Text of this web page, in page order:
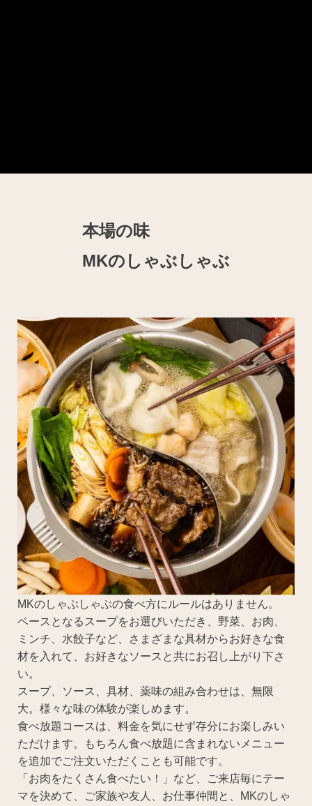
本場の味
MKのしゃぶしゃぶ
MKのしゃぶしゃぶの食べ方にルールはありません。
ベースとなるスープをお選びいただき、野菜、お肉、
ミンチ、水餃子など、さまざまな具材からお好きな食
材を入れて、お好きなソースと共にお召し上がり下さ
い。
スープ、ソース、具材、薬味の組み合わせは、無限
大。様々な味の体験が楽しめます。
食べ放題コースは、料金を気にせず存分にお楽しみい
ただけます。もちろん食べ放題に含まれないメニュー
を追加でご注文いただくことも可能です。
「お肉をたくさん食べたい！」など、ご来店毎にテー
マを決めて、ご家族や友人、お仕事仲間と、MKのしゃ